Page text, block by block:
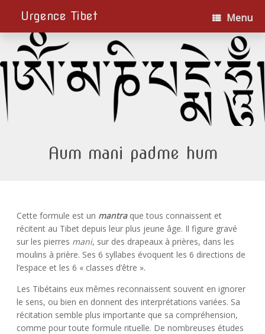
Urgence Tibet Menu
Aum mani padme hum
Cette formule est un mantra que tous connaissent et
récitent au Tibet depuis leur plus jeune âge. Il figure gravé
sur les pierres mani, sur des drapeaux à prières, dans les
moulins à prière. Ses 6 syllabes évoquent les 6 directions de
l’espace et les 6 « classes d’être ».
Les Tibétains eux mêmes reconnaissent souvent en ignorer
le sens, ou bien en donnent des interprétations variées. Sa
récitation semble plus importante que sa compréhension,
comme pour toute formule rituelle. De nombreuses études